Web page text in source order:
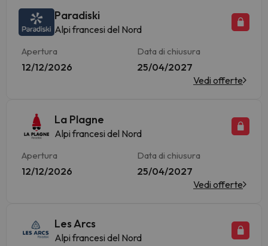
Paradiski
Alpi francesi del Nord
Apertura
12/12/2026
Data di chiusura
25/04/2027
Vedi offerte
La Plagne
Alpi francesi del Nord
Apertura
12/12/2026
Data di chiusura
25/04/2027
Vedi offerte
Les Arcs
Alpi francesi del Nord